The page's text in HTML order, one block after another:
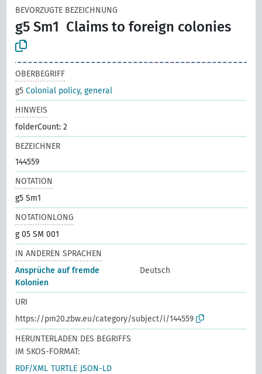
BEVORZUGTE BEZEICHNUNG
g5 Sm1 Claims to foreign colonies
OBERBEGRIFF
g5Colonial policy, general
HINWEIS
folderCount: 2
BEZEICHNER
144559
NOTATION
g5 Sm1
NOTATIONLONG
g 05 SM 001
IN ANDEREN SPRACHEN
Ansprüche auf fremde
Kolonien
Deutsch
URI
https://pm20.zbw.eu/category/subject/i/144559
HERUNTERLADEN DES BEGRIFFS
IM SKOS-FORMAT:
RDF/XML TURTLE JSON-LD